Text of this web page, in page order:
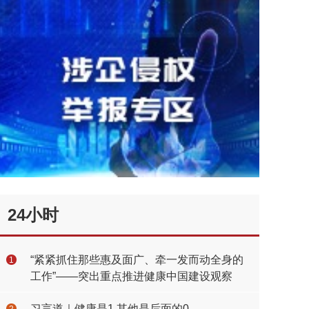
24小时
1
“紧紧抓住那些惠及面广、牵一发而动全身的
工作”——突出重点推进健康中国建设观察